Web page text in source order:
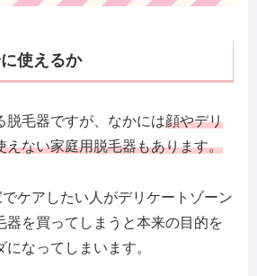
使えるか
脱毛器ですが、なかには顔やデリ
えない家庭用脱毛器もあります。
ケアしたい人がデリケートゾーン
器を買ってしまうと本来の目的を
なってしまいます。